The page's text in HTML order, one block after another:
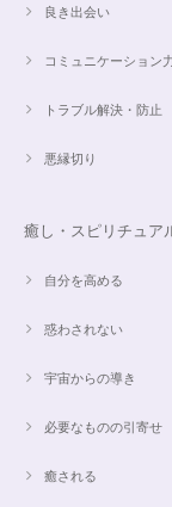
良き出会い
コミュニケーション
トラブル解決・防止
悪縁切り
癒し・スピリチュア
自分を高める
惑わされない
宇宙からの導き
必要なものの引寄せ
癒される